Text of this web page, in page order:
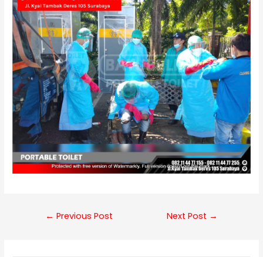
Post
← Previous Post Next Post →